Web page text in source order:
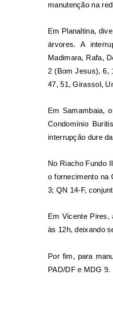
manutenção na
Em Planaltina,
árvores. A
Madimara, Rafa,
2 (Bom Jesus), 6,
47, 51, Girassol,
Em Samambaia,
Condomínio
interrupção dure
No Riacho Fundo
o fornecimento na
3; QN 14-F,
Em Vicente Pires,
às 12h, deixando
Por fim, para
PAD/DF e MDG 9.